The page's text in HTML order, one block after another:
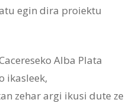
egin dira proiektu
Alba Plata
ikasleek,
zehar argi ikusi dute ze